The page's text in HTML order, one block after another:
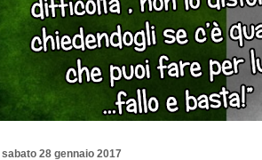
sabato 28 gennaio 2017